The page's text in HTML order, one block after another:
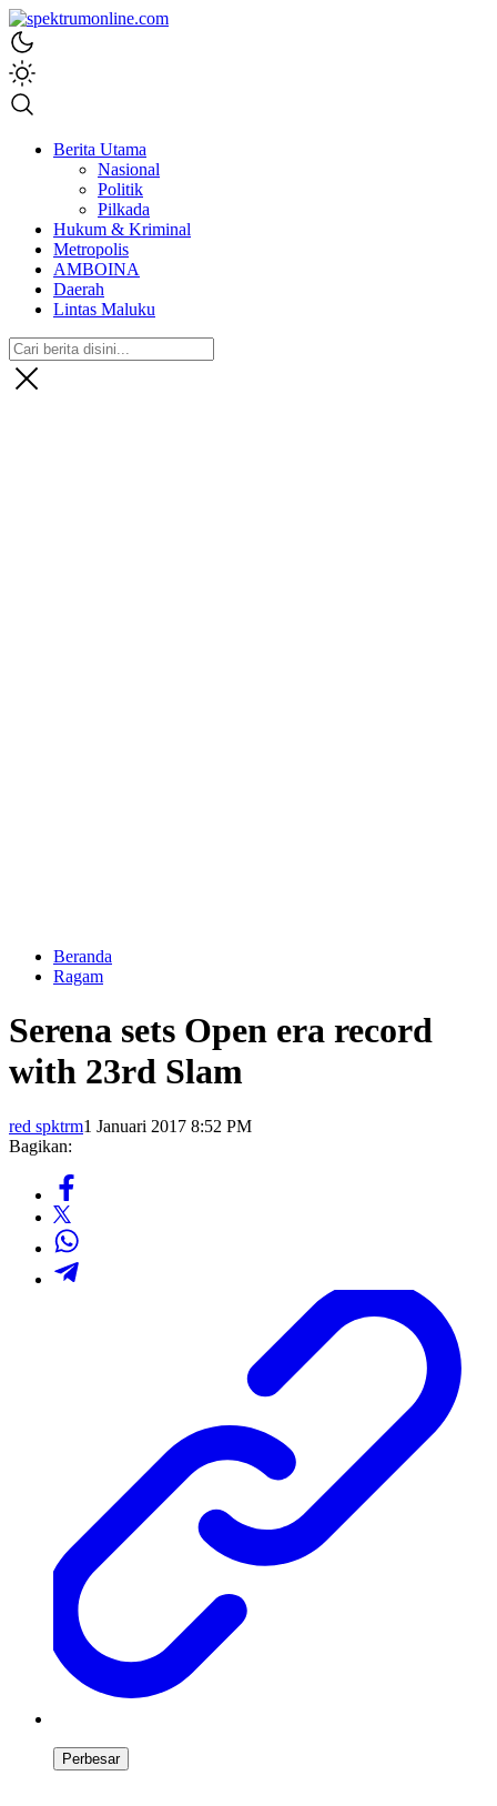
spektrumonline.com
Berita Utama
Nasional
Politik
Pilkada
Hukum & Kriminal
Metropolis
AMBOINA
Daerah
Lintas Maluku
Beranda
Ragam
Serena sets Open era record
with 23rd Slam
red spktrm1 Januari 2017 8:52 PM
Bagikan:
Perbesar